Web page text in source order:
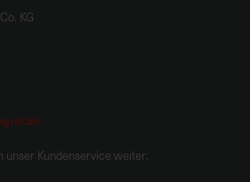
KG
unser Kundenservice weiter: